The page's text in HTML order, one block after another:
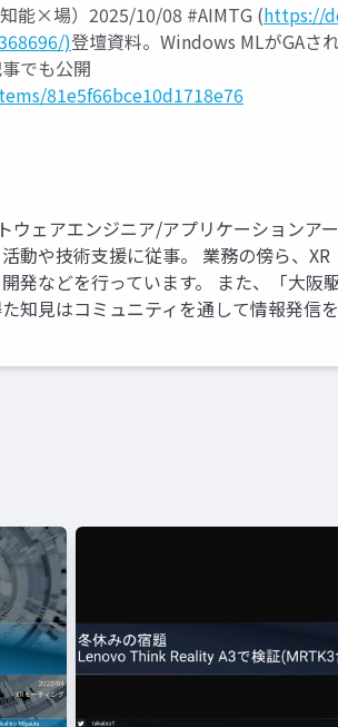
能×場）2025/10/08 #AIMTG (https://
)登壇資料。Windows MLがGAさ
でも公開
81e5f66bce10d1718e76
ウェアエンジニア/アプリケーションア
動や技術支援に従事。 業務の傍ら、
発などを行っています。 また、「大阪
知見はコミュニティを通して情報発信を